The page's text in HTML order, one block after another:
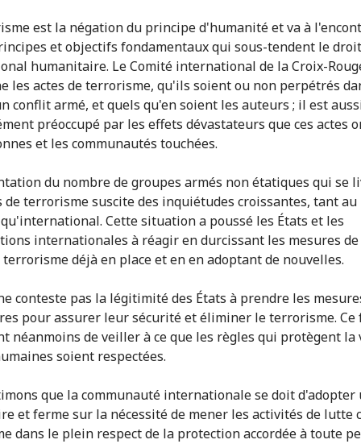
est la négation du principe d'humanité et va à
et objectifs fondamentaux qui sous-tendent le droit
humanitaire. Le Comité international de la Croix-
les actes de terrorisme, qu'ils soient ou non perpétrés
conflit armé, et quels qu'en soient les auteurs ; il est
préoccupé par les effets dévastateurs que ces actes
et les communautés touchées.
du nombre de groupes armés non étatiques qui se
de terrorisme suscite des inquiétudes croissantes, tant
Cette situation a poussé les États et les
internationales à réagir en durcissant les mesures
déjà en place et en en adoptant de nouvelles.
conteste pas la légitimité des États à prendre les
pour assurer leur sécurité et éliminer le terrorisme. Ce
néanmoins de veiller à ce que les règles qui protègent la
soient respectées.
que la communauté internationale se doit d'adopter
et ferme sur la nécessité de mener les activités de lutte
dans le plein respect de la protection accordée à toute